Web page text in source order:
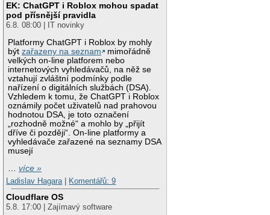
EK: ChatGPT i Roblox mohou spadat
pod přísnější pravidla
6.8. 08:00 | IT novinky
Platformy ChatGPT i Roblox by mohly
býtzařazeny na seznam
mimořádně
velkých on-line platforem nebo
internetových vyhledávačů, na něž se
vztahují zvláštní podmínky podle
nařízení o digitálních službách (DSA).
Vzhledem k tomu, že ChatGPT i Roblox
oznámily počet uživatelů nad prahovou
hodnotou DSA, je toto označení
„rozhodně možné“ a mohlo by „přijít
dříve či později“. On-line platformy a
vyhledávače zařazené na seznamy DSA
musejí
…více »
Ladislav Hagara| Komentářů: 9
Cloudflare OS
5.8. 17:00 | Zajímavý software